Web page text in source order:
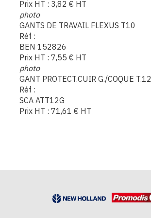
Prix HT : 3,82 € HT
photo
GANTS DE TRAVAIL FLEXUS T10
Réf :
BEN 152826
Prix HT : 7,55 € HT
photo
GANT PROTECT.CUIR G./COQUE T.12
Réf :
SCA ATT12G
Prix HT : 71,61 € HT